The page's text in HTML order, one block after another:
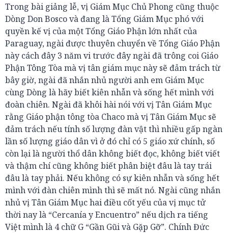
Trong bài giảng lễ, vị Giám Mục Chủ Phong cũng thuộc
Dòng Don Bosco và đang là Tổng Giám Mục phó với
quyền kế vị của một Tổng Giáo Phận lớn nhất của
Paraguay, ngài được thuyên chuyển về Tổng Giáo Phận
này cách đây 3 năm vi trước đây ngài đã trông coi Giáo
Phận Tông Tòa mà vị tân giám mục này sẽ đảm trách từ
bây giờ, ngài đã nhắn nhủ người anh em Giám Mục
cùng Dòng là hãy biết kiên nhẫn và sống hết mình với
đoàn chiên. Ngài đã khôi hài nói với vị Tân Giám Mục
rằng Giáo phận tông tòa Chaco mà vị Tân Giám Mục sẽ
đảm trách nếu tính số lượng đàn vật thì nhiều gấp ngàn
lần số lượng giáo dân vì ở đó chỉ có 5 giáo xứ chính, số
còn lại là người thổ dân không biết đọc, không biết viết
và thậm chí cũng không biết phân biệt đâu là tay trái
đâu là tay phải. Nếu không có sự kiên nhẫn và sống hết
mình với đàn chiên mình thì sẽ mất nó. Ngài cũng nhắn
nhủ vị Tân Giám Mục hai điều cốt yếu của vị mục tử
thời nay là “Cercanía y Encuentro” nếu dịch ra tiếng
Việt mình là 4 chữ G “Gần Gũi và Gặp Gỡ”. Chính Đức